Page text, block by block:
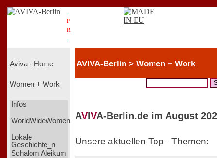
P
R
Aviva - Home
Women + Work
Infos
WorldWideWomen
Lokale
Geschichte_n
Schalom Aleikum
AVIVA-Berlin > Women + Work
AVIVA-Berlin.de im August
Unsere aktuellen Top - Themen: